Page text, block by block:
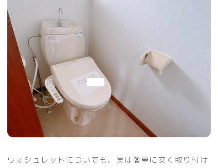
ウォシュレットについても、実は簡単に安く取り付け